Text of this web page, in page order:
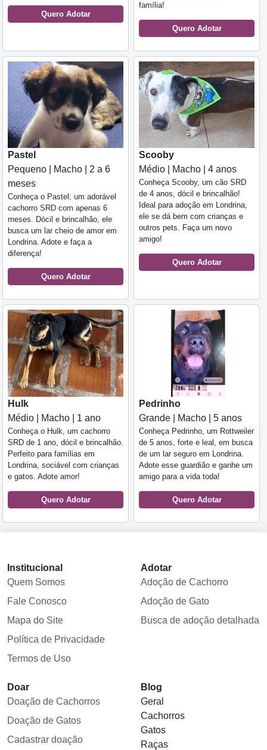
Quero Adotar
família!
Quero Adotar
Pastel
Pequeno | Macho | 2 a 6
meses
Conheça o Pastel, um adorável
cachorro SRD com apenas 6
meses. Dócil e brincalhão, ele
busca um lar cheio de amor em
Londrina. Adote e faça a
diferença!
Quero Adotar
Scooby
Médio | Macho | 4 anos
Conheça Scooby, um cão SRD
de 4 anos, dócil e brincalhão!
Ideal para adoção em Londrina,
ele se dá bem com crianças e
outros pets. Faça um novo
amigo!
Quero Adotar
Hulk
Médio | Macho | 1 ano
Conheça o Hulk, um cachorro
SRD de 1 ano, dócil e brincalhão.
Perfeito para famílias em
Londrina, sociável com crianças
e gatos. Adote amor!
Quero Adotar
Pedrinho
Grande | Macho | 5 anos
Conheça Pedrinho, um Rottweiler
de 5 anos, forte e leal, em busca
de um lar seguro em Londrina.
Adote esse guardião e ganhe um
amigo para a vida toda!
Quero Adotar
Institucional
Quem Somos
Fale Conosco
Mapa do Site
Política de Privacidade
Termos de Uso
Adotar
Adoção de Cachorro
Adoção de Gato
Busca de adoção detalhada
Doar
Doação de Cachorros
Doação de Gatos
Cadastrar doação
Blog
Geral
Cachorros
Gatos
Raças